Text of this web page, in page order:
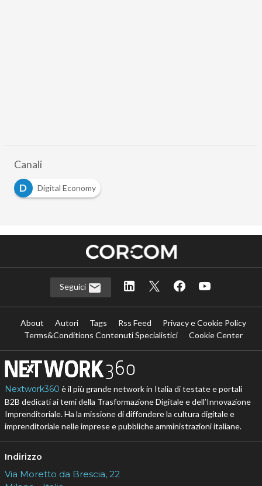
Canali
D
Digital Economy
Seguici
About Autori Tags Rss Feed
Privacy e Cookie Policy
Terms&Conditions Contenuti Specialistici
Cookie Center
Nextwork360 è il più grande network in Italia di testate e portali
B2B dedicati ai temi della Trasformazione Digitale e dell’Innovazione
Imprenditoriale. Ha la missione di diffondere la cultura digitale e
imprenditoriale nelle imprese e pubbliche amministrazioni italiane.
Indirizzo
Via Moretto da Brescia, 22